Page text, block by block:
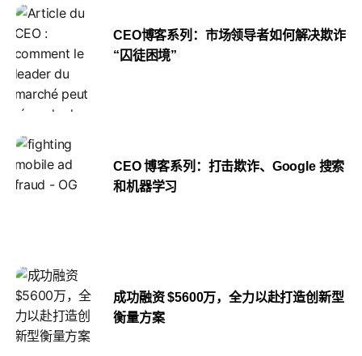
CEO博客系列：市场领导者如何解决欺诈
“囚徒困境”
CEO 博客系列：打击欺诈、Google 搜索
和机器学习
成功融资 $5600万，全力以赴打造创新型
衡量方案